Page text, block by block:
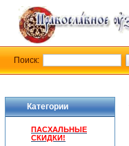
Категории
ПАСХАЛЬНЫЕ
СКИДКИ!
Поиск: